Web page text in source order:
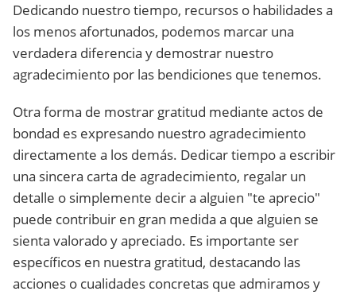
Dedicando nuestro tiempo, recursos o habilidades a
los menos afortunados, podemos marcar una
verdadera diferencia y demostrar nuestro
agradecimiento por las bendiciones que tenemos.
Otra forma de mostrar gratitud mediante actos de
bondad es expresando nuestro agradecimiento
directamente a los demás. Dedicar tiempo a escribir
una sincera carta de agradecimiento, regalar un
detalle o simplemente decir a alguien "te aprecio"
puede contribuir en gran medida a que alguien se
sienta valorado y apreciado. Es importante ser
específicos en nuestra gratitud, destacando las
acciones o cualidades concretas que admiramos y